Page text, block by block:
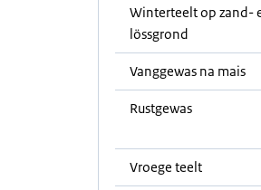
Winterteelt op zand-
lössgrond
Vanggewas na mais
Rustgewas
Vroege teelt